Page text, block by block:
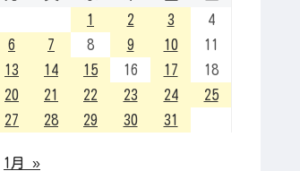
1
2 3
4
6 7 8 9 10
11
13 14 15 16 17
18
20 21 22 23 24
25
27 28 29 30 31
1月 »